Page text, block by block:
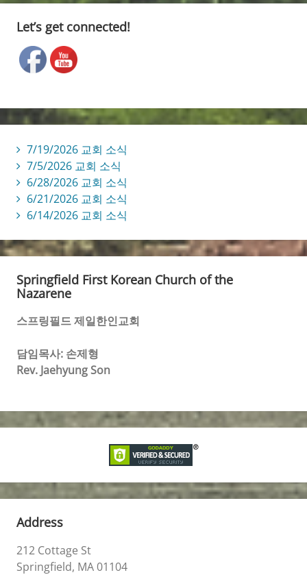
Let’s get connected!
7/19/2026 교회 소식
7/5/2026 교회 소식
6/28/2026 교회 소식
6/21/2026 교회 소식
6/14/2026 교회 소식
Springfield First Korean Church of the
Nazarene
스프링필드 제일한인교회
담임목사: 손제형
Rev. Jaehyung Son
Address
212 Cottage St
Springfield, MA 01104